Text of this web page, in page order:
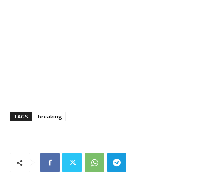
TAGS breaking